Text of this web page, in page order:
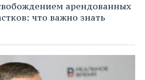
арендованных
что важно знать